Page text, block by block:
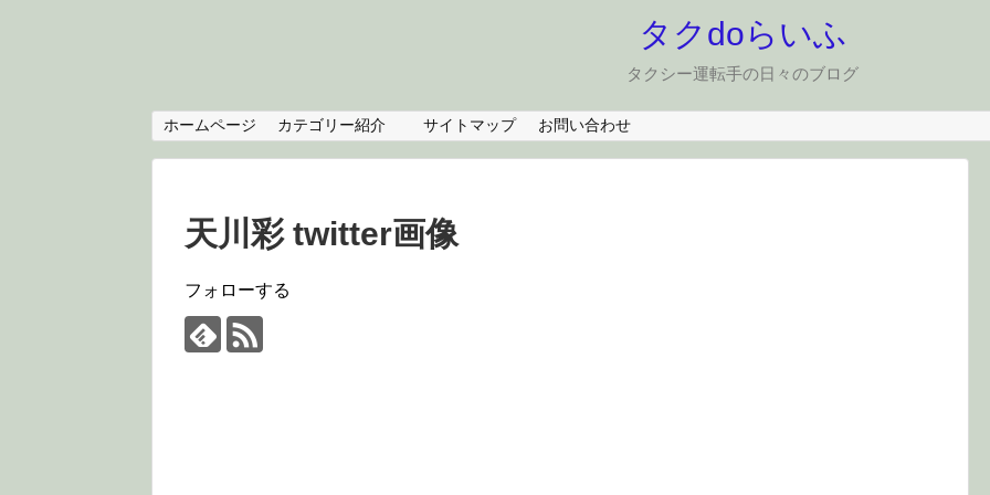
タクdoらいふ
タクシー運転手の日々のブログ
ホームページ カテゴリー紹介 サイトマップ お問い合わせ
天川彩 twitter画像
フォローする